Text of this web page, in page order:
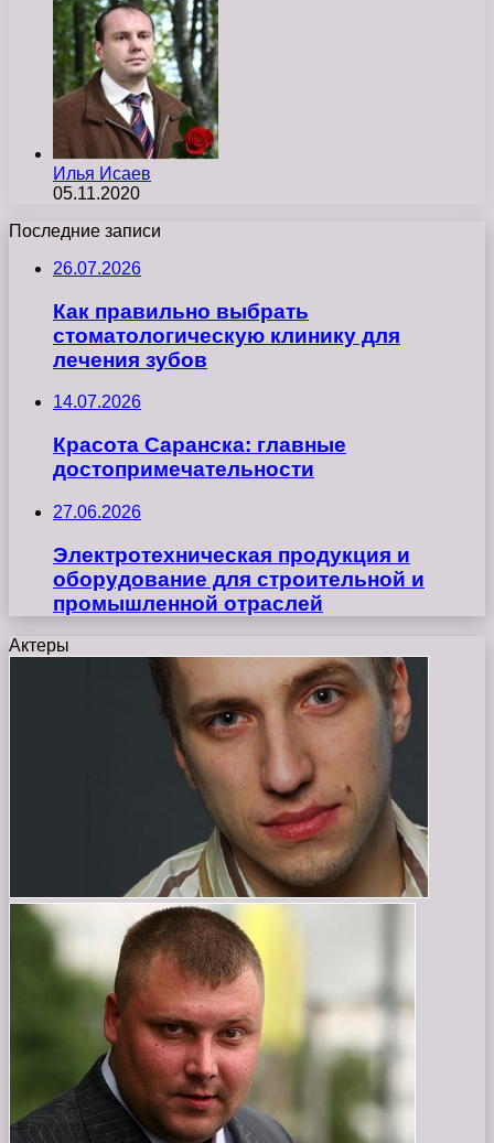
Илья Исаев
05.11.2020
Последние записи
26.07.2026
Как правильно выбрать
стоматологическую клинику для
лечения зубов
14.07.2026
Красота Саранска: главные
достопримечательности
27.06.2026
Электротехническая продукция и
оборудование для строительной и
промышленной отраслей
Актеры